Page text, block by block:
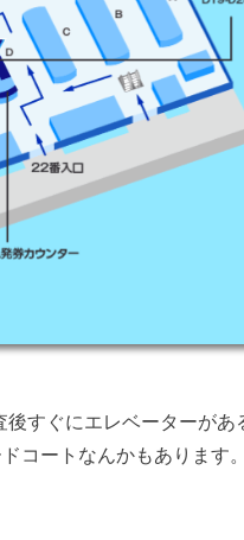
すぐにエレベーターがあ
コートなんかもあります。